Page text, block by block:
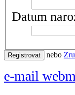
Datum
Registrovat nebo
e-mail